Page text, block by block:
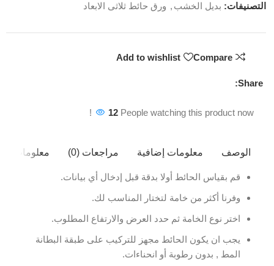
التصنيفات: بديل الخشب , ورق حائط ثلاثى الابعاد
Compare
Add to wishlist
Share:
12 People watching this product now!
الوصف معلومات إضافية مراجعات (0) معلومات
قم بقياس الحائط أولا بدقة قبل إدخال أي بيانات.
وفرنا أكثر من خامة لتختار المناسب لك.
اختر نوع الخامة ثم حدد العرض والارتفاع المطلوب.
يجب ان يكون الحائط مجهز للتركيب على طبقة البطانة
المط , بدون رطوبة أو انحناءات.